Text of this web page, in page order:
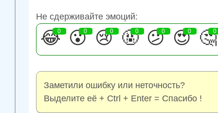
Не сдерживайте эмоций:
😂
0 😮
0 😢
0 🤬
0 😕
0 😍
0 🤔
0
Заметили ошибку или неточность?
Выделите её + Ctrl + Enter = Спасибо !